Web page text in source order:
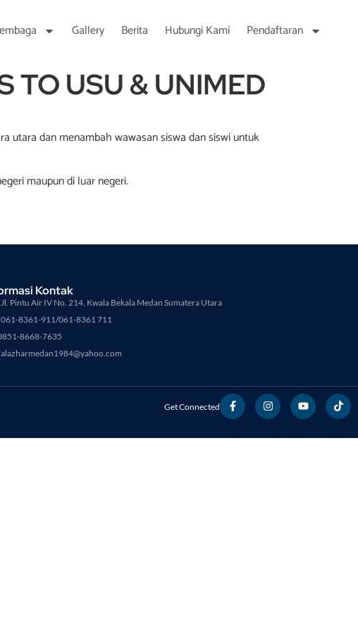
Gallery Berita Hubungi Kami Pendaftaran
TO USU & UNIMED
utara dan menambah wawasan siswa dan siswi untuk
maupun di luar negeri.
Kontak
Jl. Pintu Air IV No. 214, Kwala Bekala Medan Sumatera Utara
061-8361-911/061-8361 711
8668-7635
alazharmedan1984@yahoo.com
Get Connected